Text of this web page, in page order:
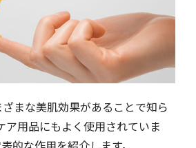
まな美肌効果があることで知ら
ア用品にもよく使用されていま